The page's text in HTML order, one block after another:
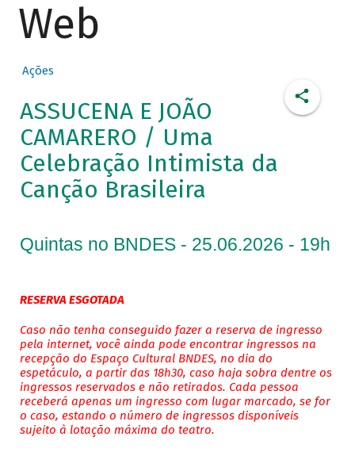
Web
Ações
ASSUCENA E JOÃO
CAMARERO / Uma
Celebração Intimista da
Canção Brasileira
Quintas no BNDES - 25.06.2026 - 19h
RESERVA ESGOTADA
Caso não tenha conseguido fazer a reserva de ingresso
pela internet, você ainda pode encontrar ingressos na
recepção do Espaço Cultural BNDES, no dia do
espetáculo, a partir das 18h30, caso haja sobra dentre os
ingressos reservados e não retirados. Cada pessoa
receberá apenas um ingresso com lugar marcado, se for
o caso, estando o número de ingressos disponíveis
sujeito à lotação máxima do teatro.